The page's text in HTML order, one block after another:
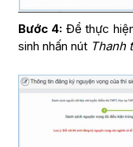
Bước 4: Để thực
sinh nhấn nút Thanh